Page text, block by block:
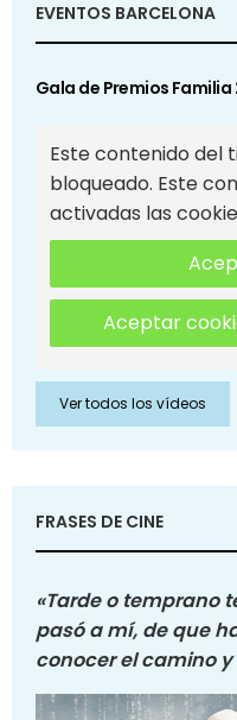
EVENTOS BARCELONA
Gala de Premios Familia
Este contenido del
bloqueado. Este
activadas las
Aceptar
Ver todos los vídeos
FRASES DE CINE
«Tarde o temprano
pasó a mí, de que
conocer el camino y